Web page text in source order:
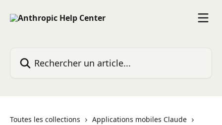
Toutes les collections
Applications mobiles Claude